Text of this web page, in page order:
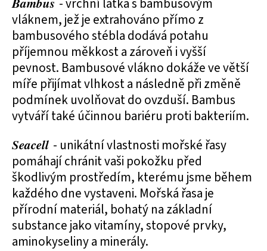
- vrchní látka s bambusovým
vláknem, jež je extrahováno přímo z
bambusového stébla dodává potahu
příjemnou měkkost a zároveň i vyšší
pevnost. Bambusové vlákno dokáže ve větší
míře přijímat vlhkost a následně při změně
podmínek uvolňovat do ovzduší. Bambus
vytváří také účinnou bariéru proti bakteriím.
Seacell - unikátní vlastnosti mořské řasy
pomáhají chránit vaši pokožku před
škodlivým prostředím, kterému jsme během
každého dne vystaveni. Mořská řasa je
přírodní materiál, bohatý na základní
substance jako vitamíny, stopové prvky,
aminokyseliny a minerály.